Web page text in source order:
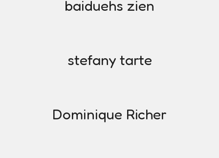
baiduehs zien
stefany tarte
Dominique Richer